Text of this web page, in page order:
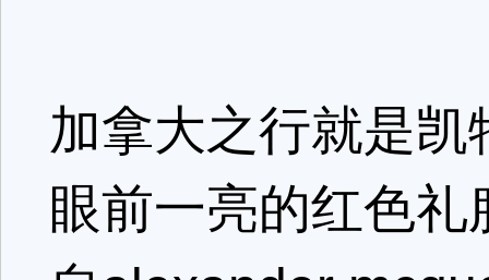
加拿大之行就是
眼前一亮的红色